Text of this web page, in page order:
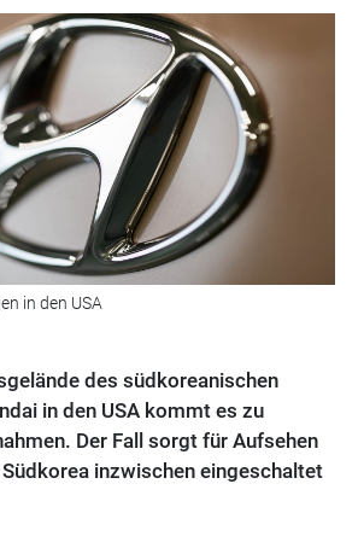
in den USA
des südkoreanischen
in den USA kommt es zu
Der Fall sorgt für Aufsehen
inzwischen eingeschaltet